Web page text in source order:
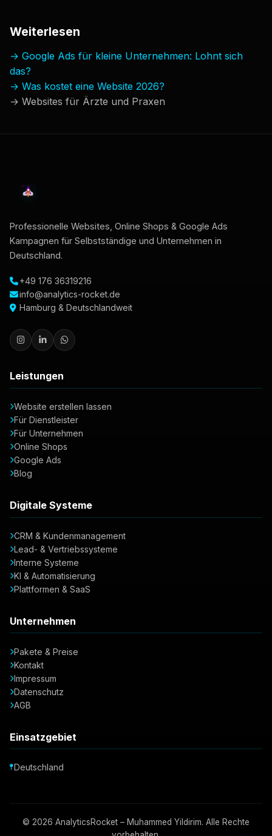
Weiterlesen
→ Google Ads für kleine Unternehmen: Lohnt sich
das?
→ Was kostet eine Website 2026?
→ Websites für Ärzte und Praxen
Professionelle Websites, Online Shops & Google Ads
Kampagnen für Selbstständige und Unternehmen in
Deutschland.
+49 176 36319216
info@analytics-rocket.de
Hamburg & Deutschlandweit
Leistungen
Website erstellen lassen
Für Dienstleister
Für Unternehmen
Online Shops
Google Ads
Blog
Digitale Systeme
CRM & Kundenmanagement
Lead- & Vertriebssysteme
Interne Systeme
KI & Automatisierung
Plattformen & SaaS
Unternehmen
Pakete & Preise
Kontakt
Impressum
Datenschutz
AGB
Einsatzgebiet
Deutschland
© 2026 AnalyticsRocket – Muhammed Yildirim. Alle Rechte